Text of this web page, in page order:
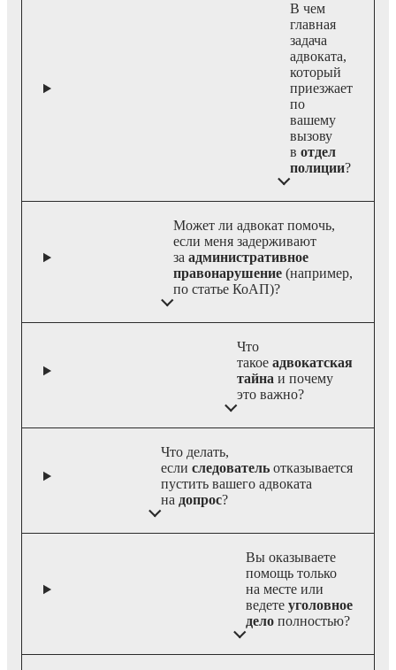
В чем
главная
задача
адвоката,
который
приезжает
по
вашему
вызову
в отдел
полиции?
Может ли адвокат помочь,
если меня задерживают
за административное
правонарушение (например,
по статье КоАП)?
Что
такое адвокатская
тайна и почему
это важно?
Что делать,
если следователь отказывается
пустить вашего адвоката
на допрос?
Вы оказываете
помощь только
на месте или
ведете уголовное
дело полностью?